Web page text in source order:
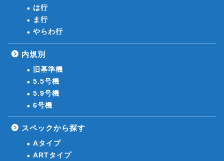
は行
ま行
やらわ行
内規別
旧基準機
5.5号機
5.9号機
6号機
スペックから探す
Aタイプ
ARTタイプ